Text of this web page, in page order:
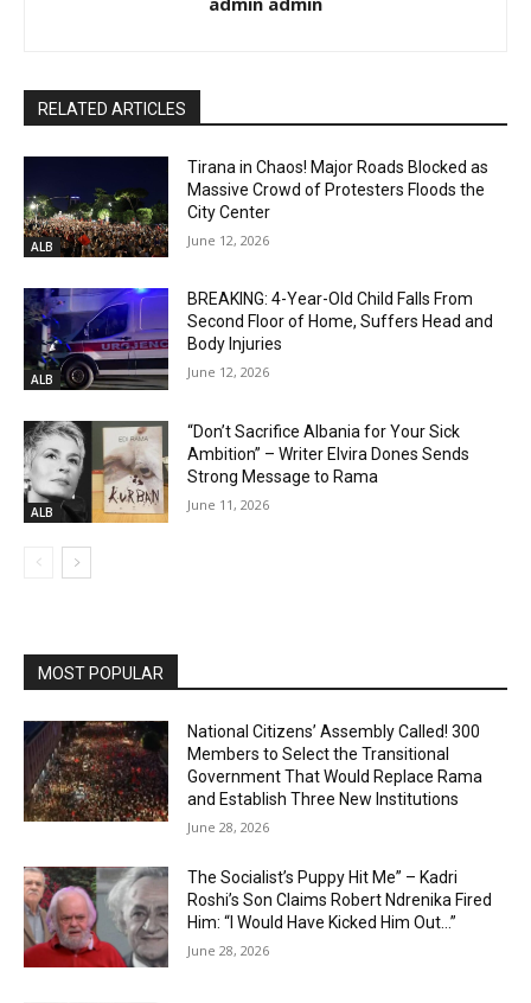
RELATED ARTICLES
ALB
Tirana in Chaos! Major Roads Blocked as
Massive Crowd of Protesters Floods the
City Center
June 12, 2026
ALB
BREAKING: 4-Year-Old Child Falls From
Second Floor of Home, Suffers Head and
Body Injuries
June 12, 2026
ALB
“Don’t Sacrifice Albania for Your Sick
Ambition” – Writer Elvira Dones Sends
Strong Message to Rama
June 11, 2026
MOST POPULAR
National Citizens’ Assembly Called! 300
Members to Select the Transitional
Government That Would Replace Rama
and Establish Three New Institutions
June 28, 2026
The Socialist’s Puppy Hit Me” – Kadri
Roshi’s Son Claims Robert Ndrenika Fired
Him: “I Would Have Kicked Him Out…”
June 28, 2026